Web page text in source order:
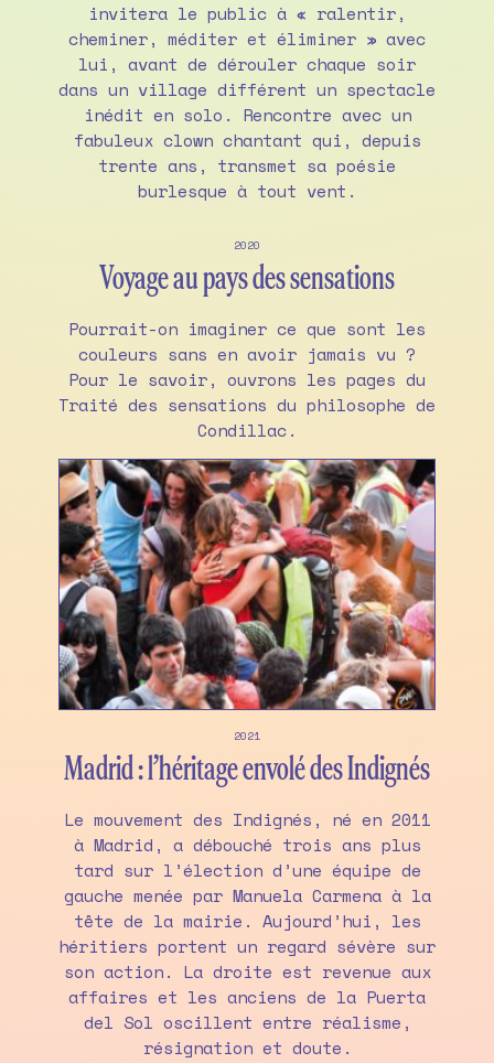
invitera le public à « ralentir,
cheminer, méditer et éliminer » avec
lui, avant de dérouler chaque soir
dans un village différent un spectacle
inédit en solo. Rencontre avec un
fabuleux clown chantant qui, depuis
trente ans, transmet sa poésie
burlesque à tout vent.
2020
Voyage au pays des sensations
Pourrait-on imaginer ce que sont les
couleurs sans en avoir jamais vu ?
Pour le savoir, ouvrons les pages du
Traité des sensations du philosophe de
Condillac.
2021
Madrid : l’héritage envolé des Indignés
Le mouvement des Indignés, né en 2011
à Madrid, a débouché trois ans plus
tard sur l’élection d’une équipe de
gauche menée par Manuela Carmena à la
tête de la mairie. Aujourd’hui, les
héritiers portent un regard sévère sur
son action. La droite est revenue aux
affaires et les anciens de la Puerta
del Sol oscillent entre réalisme,
résignation et doute.